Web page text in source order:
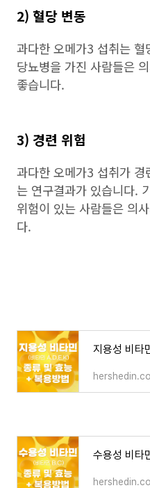
2) 혈당 변동
과다한 오메가3 섭취는
당뇨병을 가진 사람들은
좋습니다.
3) 경련 위험
과다한 오메가3 섭취가
는 연구결과가 있습니다.
위험이 있는 사람들은 의
다.